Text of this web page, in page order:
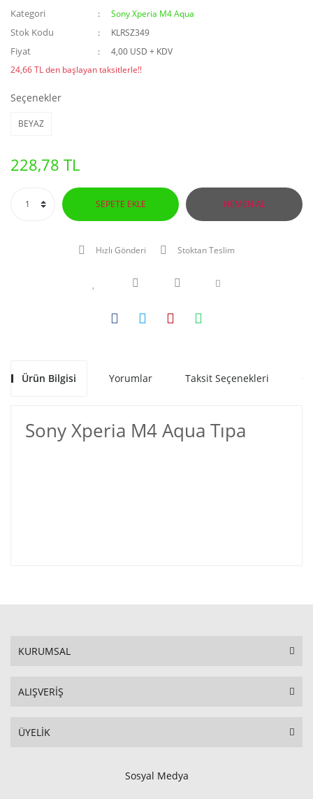
Kategori Sony Xperia M4 Aqua
Stok Kodu KLRSZ349
Fiyat
4,00 USD + KDV
24,66 TL den başlayan taksitlerle!!
Seçenekler
BEYAZ
228,78 TL
SEPETE EKLE HEMEN AL
Hızlı Gönderi Stoktan Teslim
Ürün Bilgisi Yorumlar Taksit Seçenekleri
Sony Xperia M4 Aqua Tıpa
KURUMSAL
ALIŞVERİŞ
ÜYELİK
Sosyal Medya